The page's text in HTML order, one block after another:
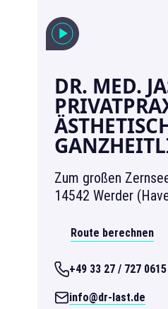
DR. MED.
Zum großen
14542 Werder
Route berechnen
+49 33 27 / 727 0615
info@dr-last.de